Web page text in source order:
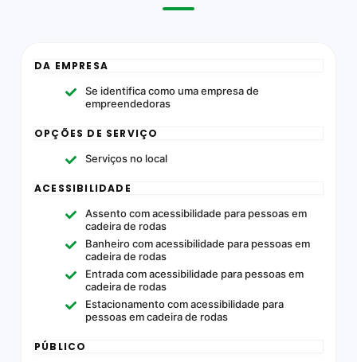
DA EMPRESA
Se identifica como uma empresa de
empreendedoras
OPÇÕES DE SERVIÇO
Serviços no local
ACESSIBILIDADE
Assento com acessibilidade para pessoas em
cadeira de rodas
Banheiro com acessibilidade para pessoas em
cadeira de rodas
Entrada com acessibilidade para pessoas em
cadeira de rodas
Estacionamento com acessibilidade para
pessoas em cadeira de rodas
PÚBLICO